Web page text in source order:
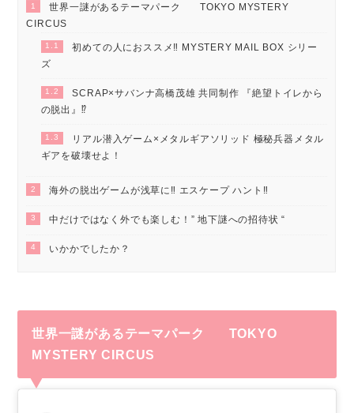
1
世界一謎があるテーマパーク TOKYO MYSTERY
CIRCUS
1.1
初めての人におススメ‼ MYSTERY MAIL BOX シリー
ズ
1.2
SCRAP×サバンナ高橋茂雄 共同制作 『絶望トイレから
の脱出』⁉
1.3
リアル潜入ゲーム×メタルギアソリッド 極秘兵器メタル
ギアを破壊せよ！
2 海外の脱出ゲームが浅草に‼ エスケープ ハント‼
3 中だけではなく外でも楽しむ！” 地下謎への招待状 “
4 いかかでしたか？
世界一謎があるテーマパーク TOKYO
MYSTERY CIRCUS